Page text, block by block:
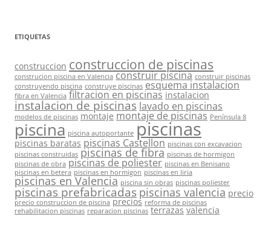
ETIQUETAS
construccion construccion de piscinas
construcion piscina en Valencia construir piscina construir piscinas
construyendo piscina construye piscinas esquema instalacion
fibra en Valencia filtracion en piscinas instalacion
instalacion de piscinas lavado en piscinas
modelos de piscinas montaje montaje de piscinas Península 8
piscina piscina autoportante piscinas
piscinas baratas piscinas Castellon piscinas con excavacion
piscinas construidas piscinas de fibra piscinas de hormigon
piscinas de obra piscinas de poliester piscinas en Benisano
piscinas en betera piscinas en hormigon piscinas en liria
piscinas en Valencia piscina sin obras piscinas poliester
piscinas prefabricadas piscinas valencia precio
precio construccion de piscina precios reforma de piscinas
rehabilitacion piscinas reparacion piscinas terrazas valencia